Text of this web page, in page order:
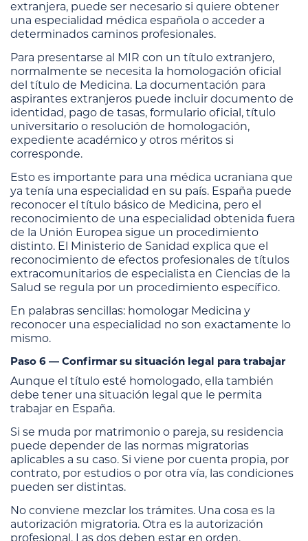
extranjera, puede ser necesario si quiere obtener
una especialidad médica española o acceder a
determinados caminos profesionales.
Para presentarse al MIR con un título extranjero,
normalmente se necesita la homologación oficial
del título de Medicina. La documentación para
aspirantes extranjeros puede incluir documento de
identidad, pago de tasas, formulario oficial, título
universitario o resolución de homologación,
expediente académico y otros méritos si
corresponde.
Esto es importante para una médica ucraniana que
ya tenía una especialidad en su país. España puede
reconocer el título básico de Medicina, pero el
reconocimiento de una especialidad obtenida fuera
de la Unión Europea sigue un procedimiento
distinto. El Ministerio de Sanidad explica que el
reconocimiento de efectos profesionales de títulos
extracomunitarios de especialista en Ciencias de la
Salud se regula por un procedimiento específico.
En palabras sencillas: homologar Medicina y
reconocer una especialidad no son exactamente lo
mismo.
Paso 6 — Confirmar su situación legal para trabajar
Aunque el título esté homologado, ella también
debe tener una situación legal que le permita
trabajar en España.
Si se muda por matrimonio o pareja, su residencia
puede depender de las normas migratorias
aplicables a su caso. Si viene por cuenta propia, por
contrato, por estudios o por otra vía, las condiciones
pueden ser distintas.
No conviene mezclar los trámites. Una cosa es la
autorización migratoria. Otra es la autorización
profesional. Las dos deben estar en orden.